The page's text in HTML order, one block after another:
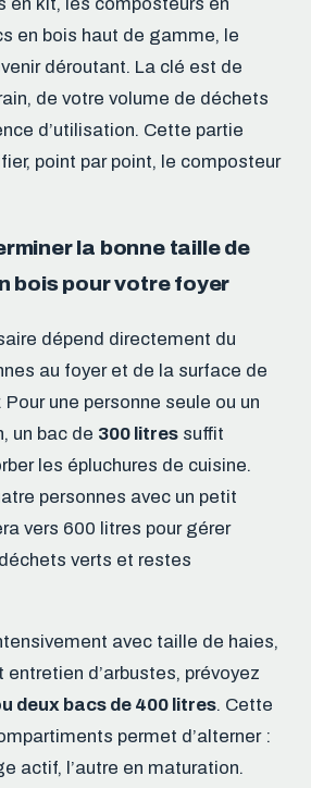
en bois haut de gamme, le
déroutant. La clé est de
de votre volume de déchets
d’utilisation. Cette partie
point par point, le composteur
la bonne taille de
bois pour votre foyer
dépend directement du
au foyer et de la surface de
une personne seule ou un
un bac de 300 litres suffit
les épluchures de cuisine.
personnes avec un petit
vers 600 litres pour gérer
verts et restes
avec taille de haies,
d’arbustes, prévoyez
deux bacs de 400 litres. Cette
permet d’alterner :
actif, l’autre en maturation.